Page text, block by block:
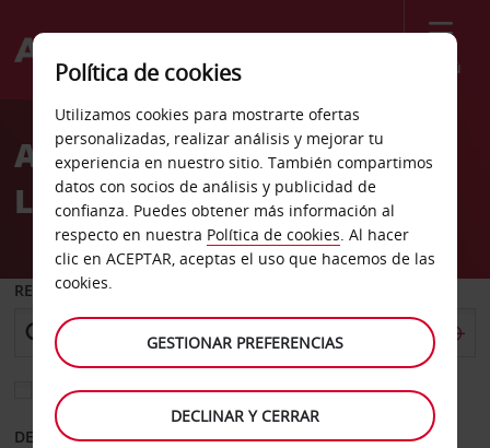
Menú
Welcome
AvisAlquiler de coches
Leeuwarden
RECOGER EN
Elegir otra oficina de devolución
DESDE HASTA
Política de cookies
Utilizamos cookies para mostrarte ofertas
personalizadas, realizar análisis y mejorar tu
experiencia en nuestro sitio. También compartimos
datos con socios de análisis y publicidad de
confianza. Puedes obtener más información al
respecto en nuestra Política de cookies. Al hacer
clic en ACEPTAR, aceptas el uso que hacemos de las
cookies.
GESTIONAR PREFERENCIAS
DECLINAR Y CERRAR